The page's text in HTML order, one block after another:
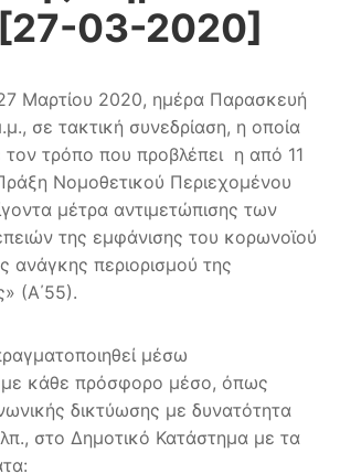
03-2020]
Μαρτίου 2020, ημέρα Παρασκευή
σε τακτική συνεδρίαση, η οποία
τον τρόπο που προβλέπει η από 11
Νομοθετικού Περιεχομένου
μέτρα αντιμετώπισης των
της εμφάνισης του κορωνοϊού
ανάγκης περιορισμού της
(Α΄55).
μέσω
με κάθε πρόσφορο μέσο, όπως
δικτύωσης με δυνατότητα
στο Δημοτικό Κατάστημα με τα